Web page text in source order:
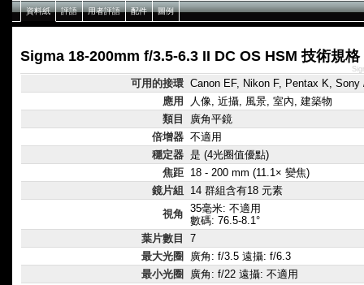
資料紙 評語 用者評語 配件 圖例
Sigma 18-200mm f/3.5-6.3 II DC OS HSM 技術規格
可用的接環 Canon EF, Nikon F, Pentax K,
應用
人像, 近攝, 風景, 室內, 建築物
類目
廣角平鏡
倍增器 不適用
穩定器 是 (4光圈值優點)
焦距 18 - 200 mm (11.1× 變焦)
鏡片組
14 群組含有18 元素
視角 35毫米: 不適用
數碼: 76.5-8.1°
葉片數目
7
最大光圈
廣角: f/3.5 遠攝: f/6.3
最小光圈
廣角: f/22 遠攝: 不適用